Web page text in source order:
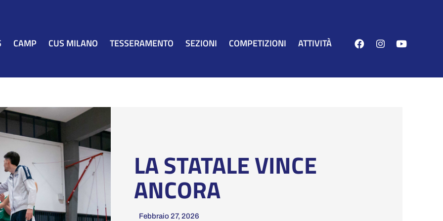
CAMP CUS MILANO TESSERAMENTO SEZIONI COMPETIZIONI ATTIVITÀ
LA STATALE VINCE
ANCORA
Febbraio 27, 2026